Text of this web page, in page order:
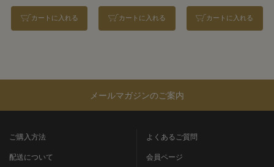
カートに入れる カートに入れる カートに入れる
メールマガジンのご案内
ご購入方法
配送について
よくあるご質問
会員ページ